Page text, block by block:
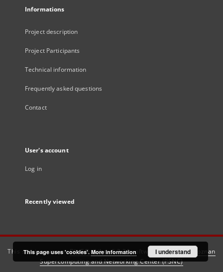
Informations
Project description
Project Participants
Technical information
Frequently asked questions
Contact
User's account
Log in
Recently viewed
This service runs onDInGO dLibra 6.3.21software created by
Poznan
Supercomputing and Networking Center (PSNC)
This page uses 'cookies'. More information I understand